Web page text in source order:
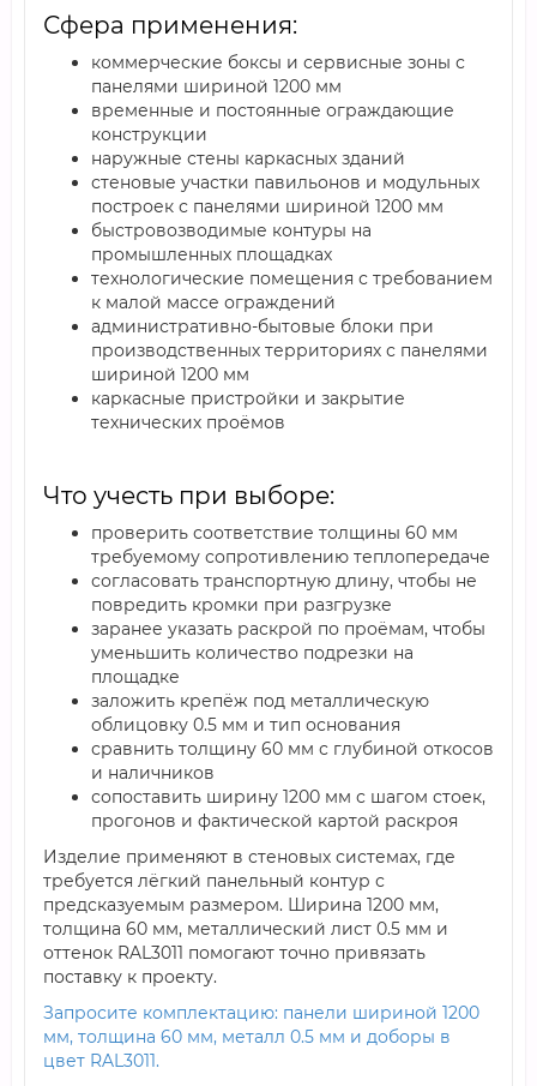
Сфера применения:
коммерческие боксы и сервисные зоны с
панелями шириной 1200 мм
временные и постоянные ограждающие
конструкции
наружные стены каркасных зданий
стеновые участки павильонов и модульных
построек с панелями шириной 1200 мм
быстровозводимые контуры на
промышленных площадках
технологические помещения с требованием
к малой массе ограждений
административно-бытовые блоки при
производственных территориях с панелями
шириной 1200 мм
каркасные пристройки и закрытие
технических проёмов
Что учесть при выборе:
проверить соответствие толщины 60 мм
требуемому сопротивлению теплопередаче
согласовать транспортную длину, чтобы не
повредить кромки при разгрузке
заранее указать раскрой по проёмам, чтобы
уменьшить количество подрезки на
площадке
заложить крепёж под металлическую
облицовку 0.5 мм и тип основания
сравнить толщину 60 мм с глубиной откосов
и наличников
сопоставить ширину 1200 мм с шагом стоек,
прогонов и фактической картой раскроя
Изделие применяют в стеновых системах, где
требуется лёгкий панельный контур с
предсказуемым размером. Ширина 1200 мм,
толщина 60 мм, металлический лист 0.5 мм и
оттенок RAL3011 помогают точно привязать
поставку к проекту.
Запросите комплектацию: панели шириной 1200
мм, толщина 60 мм, металл 0.5 мм и доборы в
цвет RAL3011.